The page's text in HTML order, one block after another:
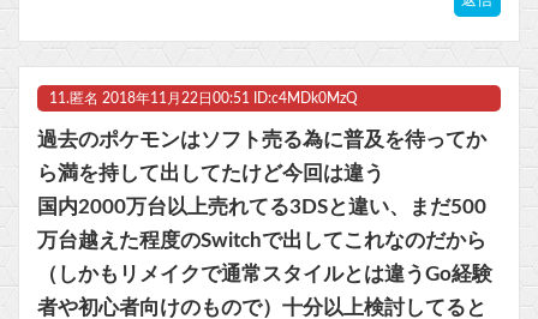
11. 匿名 2018年11月22日00:51 ID:c4MDk0MzQ
過去のポケモンはソフト売る為に普及を待ってか
ら満を持して出してたけど今回は違う
国内2000万台以上売れてる3DSと違い、まだ500
万台越えた程度のSwitchで出してこれなのだから
（しかもリメイクで通常スタイルとは違うGo経験
者や初心者向けのもので）十分以上検討してると